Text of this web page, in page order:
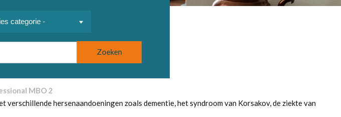
MBO 2
hersenaandoeningen zoals dementie, het syndroom van Korsakov, de ziekte van